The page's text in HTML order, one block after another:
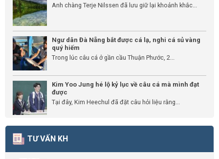
Anh chàng Terje Nilssen đã lưu giữ lại khoảnh khắc...
Ngư dân Đà Nẵng bắt được cá lạ, nghi cá sủ vàng
quý hiếm
Trong lúc câu cá ở gần cầu Thuận Phước, 2...
Kim Yoo Jung hé lộ kỷ lục về câu cá mà mình đạt
được
Tại đây, Kim Heechul đã đặt câu hỏi liệu rằng...
TƯ VẤN KH